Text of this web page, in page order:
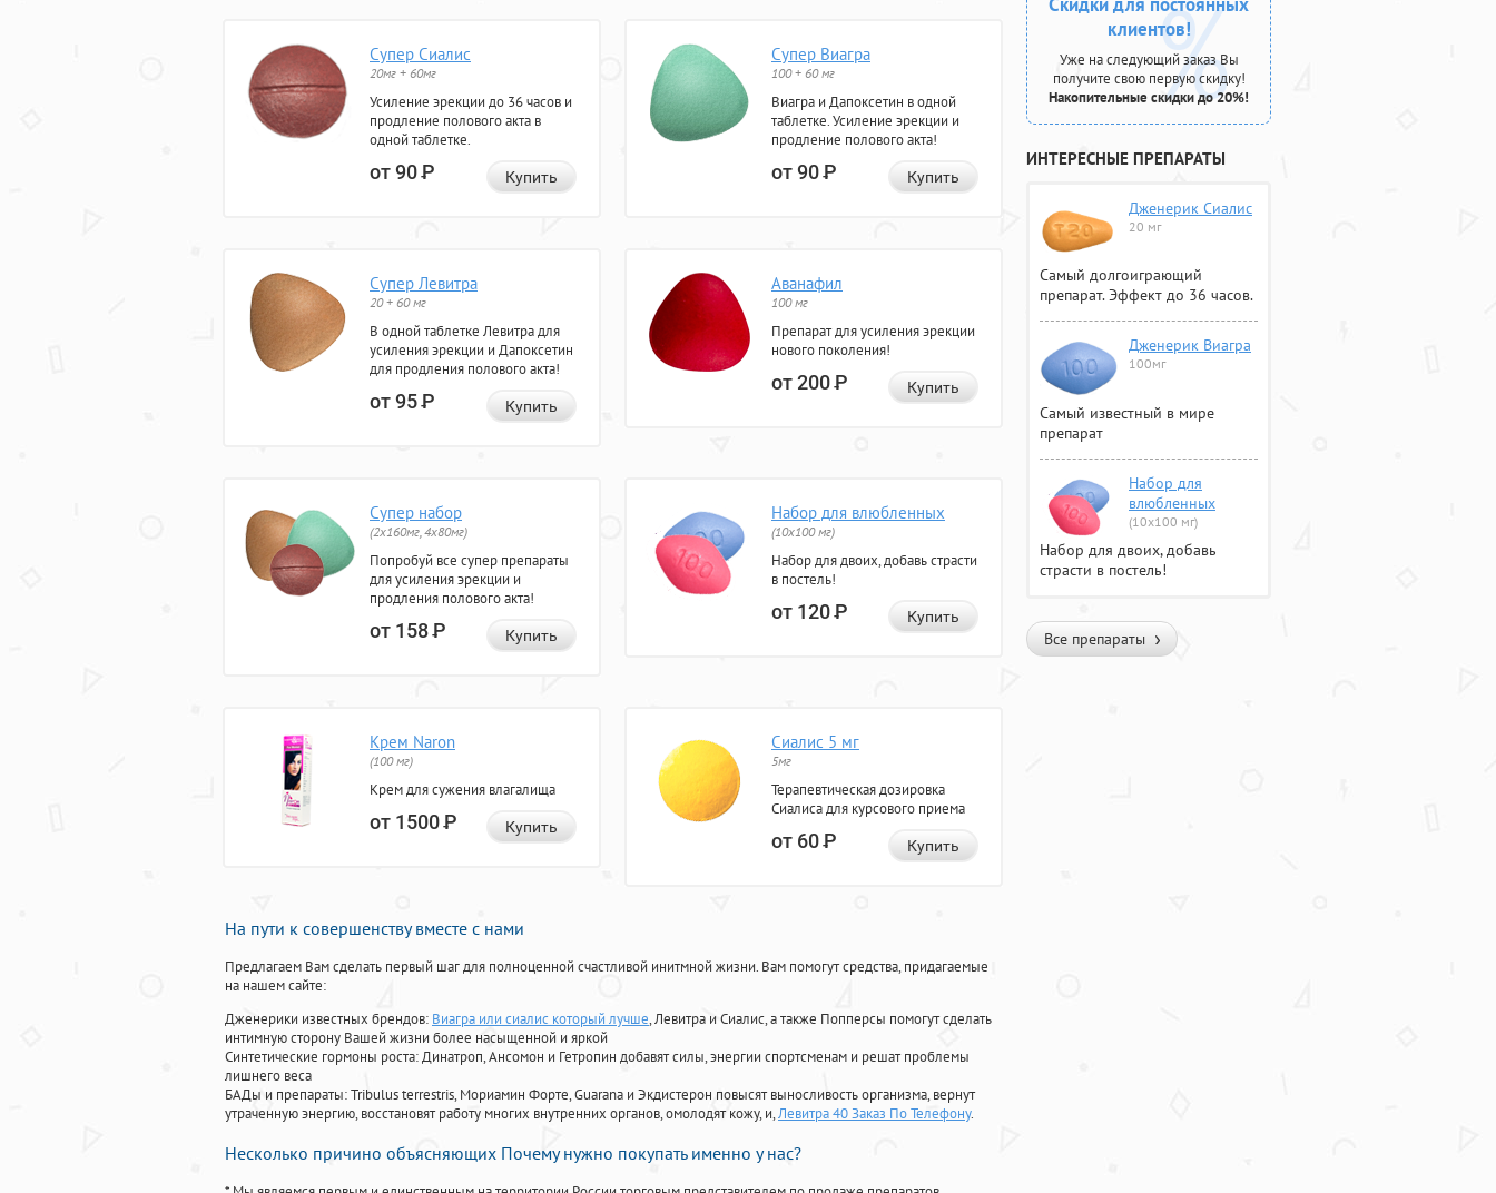
Супер Сиалис
20мг + 60мг
Усиление эрекции до 36 часов и
продление полового акта в
одной таблетке.
от 90Р Купить
Супер Виагра
100 + 60 мг
Виагра и Дапоксетин в одной
таблетке. Усиление эрекции и
продление полового акта!
от 90Р Купить
Супер Левитра
20 + 60 мг
В одной таблетке Левитра для
усиления эрекции и Дапоксетин
для продления полового акта!
от 95Р Купить
Аванафил
100 мг
Препарат для усиления эрекции
нового поколения!
от 200Р Купить
Супер набор
(2х160мг, 4х80мг)
Попробуй все супер препараты
для усиления эрекции и
продления полового акта!
от 158Р Купить
Набор для влюбленных
(10х100 мг)
Набор для двоих, добавь страсти
в постель!
от 120Р Купить
Крем Naron
(100 мг)
Крем для сужения влагалища
от 1500Р Купить
Сиалис 5 мг
5мг
Терапевтическая дозировка
Сиалиса для курсового приема
от 60Р Купить
На пути к совершенству вместе с нами
Предлагаем Вам сделать первый шаг для полноценной счастливой инитмной жизни. Вам помогут средства, придагаемые
на нашем сайте:
Дженерики известных брендов: Виагра или сиалис который лучше, Левитра и Сиалис, а также Попперсы помогут сделать
интимную сторону Вашей жизни более насыщенной и яркой
Синтетические гормоны роста: Динатроп, Ансомон и Гетропин добавят силы, энергии спортсменам и решат проблемы
лишнего веса
БАДы и препараты:Tribulus terrestris, Мориамин Форте, Guarana и Экдистерон повысят выносливость организма, вернут
утраченную энергию, восстановят работу многих внутренних органов, омолодят кожу, и,Левитра 40 Заказ По Телефону.
Несколько причино объясняющих Почему нужно покупать именно у нас?
клиентов!
Уже на следующий заказ Вы
получите свою первую скидку!
Накопительные скидки до 20%!
ИНТЕРЕСНЫЕ ПРЕПАРАТЫ
Дженерик Сиалис
20 мг
Самый долгоиграющий
препарат. Эффект до 36 часов.
Дженерик Виагра
100мг
Самый известный в мире
препарат
Набор для
влюбленных
(10х100 мг)
Набор для двоих, добавь
страсти в постель!
Все препараты